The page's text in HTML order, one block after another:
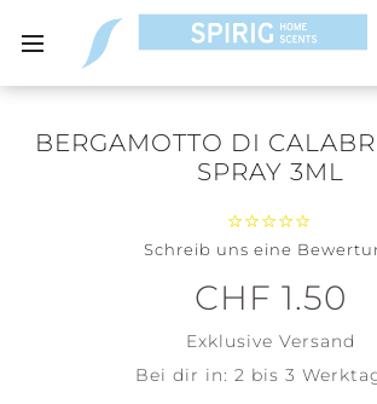
BERGAMOTTO DI
SPRAY 3ML
Schreib uns eine
CHF 1.50
Exklusive Versand
Bei dir in: 2 bis 3